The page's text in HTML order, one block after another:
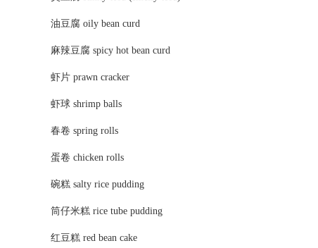
油豆腐 oily bean curd
麻辣豆腐 spicy hot bean curd
虾片 prawn cracker
虾球 shrimp balls
春卷 spring rolls
蛋卷 chicken rolls
碗糕 salty rice pudding
筒仔米糕 rice tube pudding
红豆糕 red bean cake